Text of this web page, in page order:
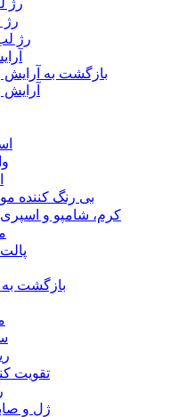
رژ
رژ
بازگشت به آرایش
آرایش
بی رنگ کننده
کرم، شامپو و
بازگشت به
تقویت
ژل و